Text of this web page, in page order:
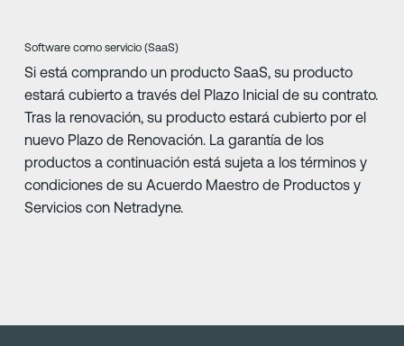
Software como servicio (SaaS)
Si está comprando un producto SaaS, su producto
estará cubierto a través del Plazo Inicial de su contrato.
Tras la renovación, su producto estará cubierto por el
nuevo Plazo de Renovación. La garantía de los
productos a continuación está sujeta a los términos y
condiciones de su Acuerdo Maestro de Productos y
Servicios con Netradyne.